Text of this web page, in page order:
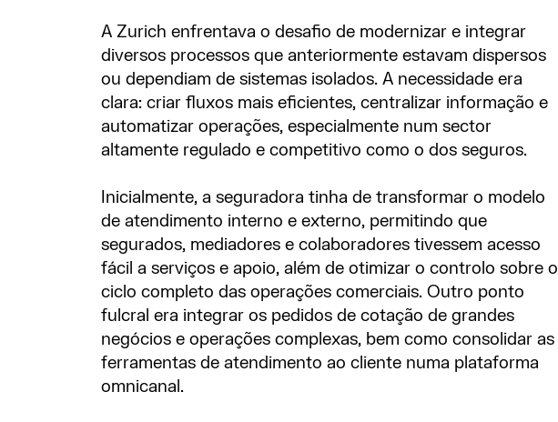
A Zurich enfrentava o desafio de modernizar e integrar
diversos processos que anteriormente estavam dispersos
ou dependiam de sistemas isolados. A necessidade era
clara: criar fluxos mais eficientes, centralizar informação e
automatizar operações, especialmente num sector
altamente regulado e competitivo como o dos seguros.
Inicialmente, a seguradora tinha de transformar o modelo
de atendimento interno e externo, permitindo que
segurados, mediadores e colaboradores tivessem acesso
fácil a serviços e apoio, além de otimizar o controlo sobre o
ciclo completo das operações comerciais. Outro ponto
fulcral era integrar os pedidos de cotação de grandes
negócios e operações complexas, bem como consolidar as
ferramentas de atendimento ao cliente numa plataforma
omnicanal.